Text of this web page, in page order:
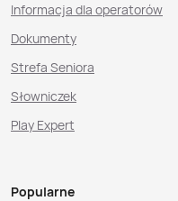
Informacja dla operatorów
Dokumenty
Strefa Seniora
Słowniczek
Play Expert
Popularne